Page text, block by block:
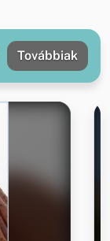
Továbbiak